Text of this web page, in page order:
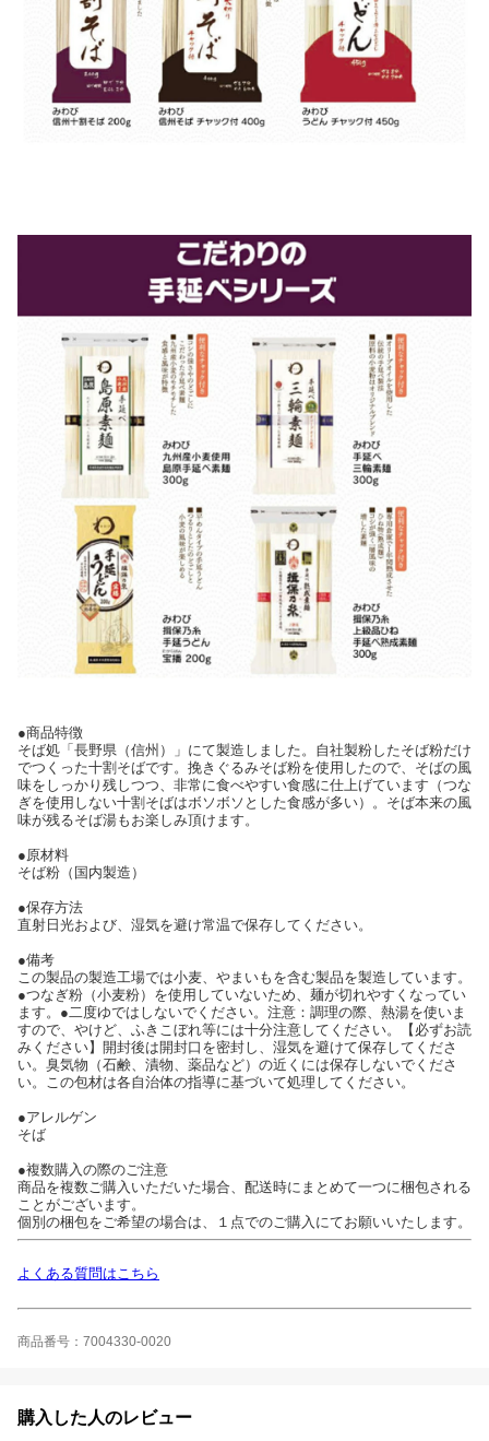
●商品特徴
そば処「長野県（信州）」にて製造しました。自社製粉したそば粉だけ
でつくった十割そばです。挽きぐるみそば粉を使用したので、そばの風
味をしっかり残しつつ、非常に食べやすい食感に仕上げています（つな
ぎを使用しない十割そばはボソボソとした食感が多い）。そば本来の風
味が残るそば湯もお楽しみ頂けます。
●原材料
そば粉（国内製造）
●保存方法
直射日光および、湿気を避け常温で保存してください。
●備考
この製品の製造工場では小麦、やまいもを含む製品を製造しています。
●つなぎ粉（小麦粉）を使用していないため、麺が切れやすくなってい
ます。●二度ゆではしないでください。注意：調理の際、熱湯を使いま
すので、やけど、ふきこぼれ等には十分注意してください。【必ずお読
みください】開封後は開封口を密封し、湿気を避けて保存してくださ
い。臭気物（石鹸、漬物、薬品など）の近くには保存しないでくださ
い。この包材は各自治体の指導に基づいて処理してください。
●アレルゲン
そば
●複数購入の際のご注意
商品を複数ご購入いただいた場合、配送時にまとめて一つに梱包される
ことがございます。
個別の梱包をご希望の場合は、１点でのご購入にてお願いいたします。
よくある質問はこちら
商品番号：7004330-0020
購入した人のレビュー